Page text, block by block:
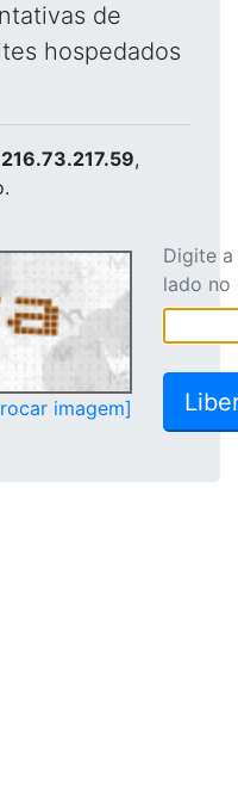
de
hospedados
216.73.217.59,
imagem]
Digite
lado no